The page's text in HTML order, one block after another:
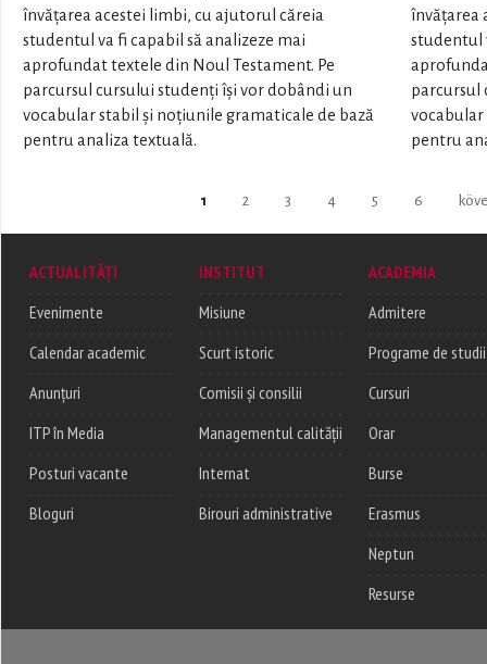
învăţarea acestei limbi, cu ajutorul căreia
studentul va fi capabil să analizeze mai
aprofundat textele din Noul Testament. Pe
parcursul cursului studenți își vor dobândi un
vocabular stabil și noțiunile gramaticale de bază
pentru analiza textuală.
învăţarea
studentul
parcursul
vocabular
pentru
1 2 3 4 5 6
ACTUALITĂȚI
Evenimente
Calendar academic
Anunțuri
ITP în Media
Posturi vacante
Bloguri
INSTITUT
Misiune
Scurt istoric
Comisii și consilii
Managementul calității
Internat
Birouri administrative
ACADEMIA
Admitere
Programe de studii
Cursuri
Orar
Burse
Erasmus
Neptun
Resurse